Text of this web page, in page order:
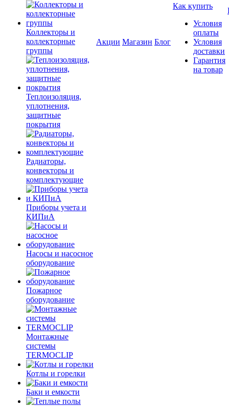
Коллекторы и
коллекторные
группы
Теплоизоляция,
уплотнения,
защитные
покрытия
Радиаторы,
конвекторы и
комплектующие
Приборы учета и
КИПиА
Насосы и насосное
оборудование
Пожарное
оборудование
Монтажные
системы
TERMOCLIP
Котлы и горелки
Баки и емкости
Акции Магазин Блог
Как купить
Условия
оплаты
Условия
доставки
Гарантия
на товар